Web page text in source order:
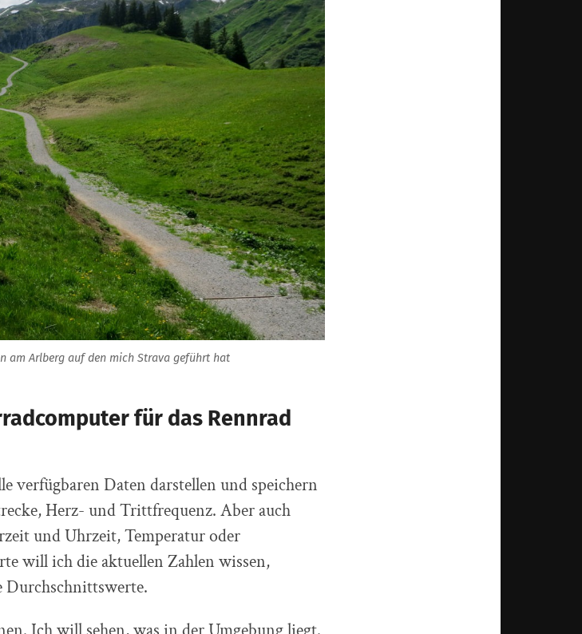
am Arlberg auf den mich Strava geführt hat
für das Rennrad
verfügbaren Daten darstellen und speichern
Herz- und Trittfrequenz. Aber auch
und Uhrzeit, Temperatur oder
will ich die aktuellen Zahlen wissen,
Durchschnittswerte.